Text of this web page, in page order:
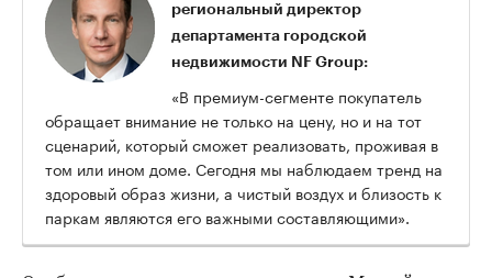
региональный директор
департамента городской
недвижимости NF Group:
«В премиум-сегменте покупатель
обращает внимание не только на цену, но и на тот
сценарий, который сможет реализовать, проживая в
том или ином доме. Сегодня мы наблюдаем тренд на
здоровый образ жизни, а чистый воздух и близость к
паркам являются его важными составляющими».